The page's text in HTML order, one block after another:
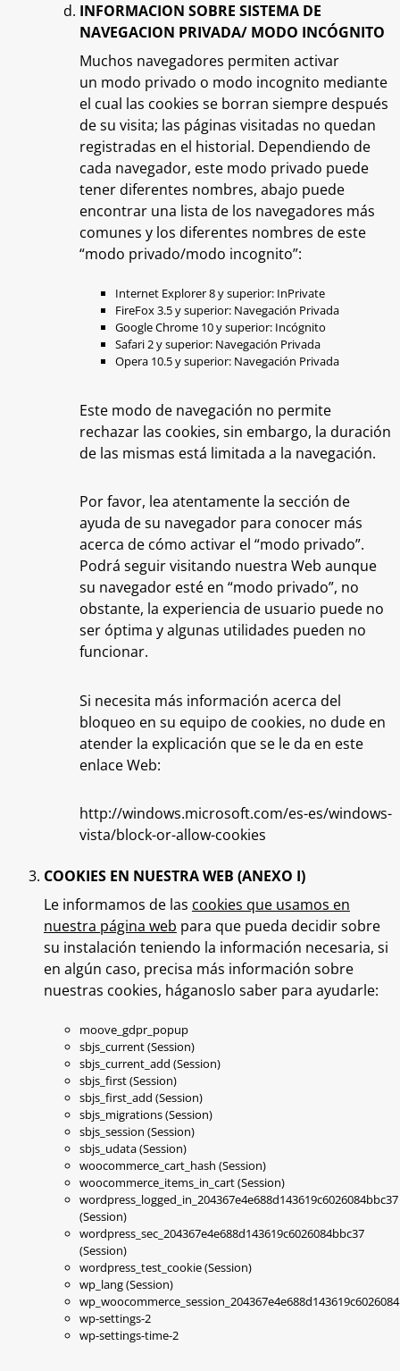
INFORMACION SOBRE SISTEMA DE
NAVEGACION PRIVADA/ MODO INCÓGNITO
Muchos navegadores permiten activar
un modo privado o modo incognito mediante
el cual las cookies se borran siempre después
de su visita; las páginas visitadas no quedan
registradas en el historial. Dependiendo de
cada navegador, este modo privado puede
tener diferentes nombres, abajo puede
encontrar una lista de los navegadores más
comunes y los diferentes nombres de este
“modo privado/modo incognito”:
Internet Explorer 8 y superior: InPrivate
FireFox 3.5 y superior: Navegación Privada
Google Chrome 10 y superior: Incógnito
Safari 2 y superior: Navegación Privada
Opera 10.5 y superior: Navegación Privada
Este modo de navegación no permite
rechazar las cookies, sin embargo, la duración
de las mismas está limitada a la navegación.
Por favor, lea atentamente la sección de
ayuda de su navegador para conocer más
acerca de cómo activar el “modo privado”.
Podrá seguir visitando nuestra Web aunque
su navegador esté en “modo privado”, no
obstante, la experiencia de usuario puede no
ser óptima y algunas utilidades pueden no
funcionar.
Si necesita más información acerca del
bloqueo en su equipo de cookies, no dude en
atender la explicación que se le da en este
enlace Web:
http://windows.microsoft.com/es-es/windows-
vista/block-or-allow-cookies
COOKIES EN NUESTRA WEB (ANEXO I)
Le informamos de las cookies que usamos en
nuestra página web para que pueda decidir sobre
su instalación teniendo la información necesaria, si
en algún caso, precisa más información sobre
nuestras cookies, háganoslo saber para ayudarle:
moove_gdpr_popup
sbjs_current (Session)
sbjs_current_add (Session)
sbjs_first (Session)
sbjs_first_add (Session)
sbjs_migrations (Session)
sbjs_session (Session)
sbjs_udata (Session)
woocommerce_cart_hash (Session)
woocommerce_items_in_cart (Session)
wordpress_logged_in_204367e4e688d143619c6026084bbc37
(Session)
wordpress_sec_204367e4e688d143619c6026084bbc37
(Session)
wordpress_test_cookie (Session)
wp_lang (Session)
wp-settings-2
wp-settings-time-2